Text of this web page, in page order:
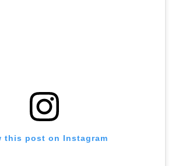
this post on Instagram